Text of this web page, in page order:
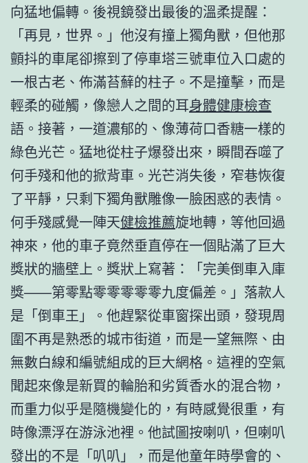
向猛地偏轉。後視鏡發出最後的溫柔提醒：
「再見，世界。」他沒有撞上獨角獸，但他那
顫抖的車尾卻擦到了停車塔三號車位入口處的
一根古老、佈滿苔蘚的柱子。不是撞擊，而是
輕柔的碰觸，像戀人之間的耳身體健康檢查
語。接著，一道濃郁的、像薄荷口香糖一樣的
綠色光芒。猛地從柱子爆發出來，瞬間吞噬了
何手殘和他的掀背車。光芒消失後，窄巷恢復
了平靜，只剩下獨角獸雕像一臉困惑的表情。
何手殘感覺一陣天健檢推薦旋地轉，等他回過
神來，他的車子竟然垂直停在一個貼滿了巨大
獎狀的牆壁上。獎狀上寫著：「完美倒車入庫
獎——第零點零零零零零九度偏差。」落款人
是「倒車王」。他趕緊從車窗探出頭，發現周
圍不再是熟悉的城市街道，而是一望無際、由
無數白線和編號組成的巨大網格。這裡的空氣
聞起來像是新買的輪胎和劣質香水的混合物，
而重力似乎是隨機變化的，有時感覺很重，有
時像漂浮在游泳池裡。他試圖按喇叭，但喇叭
發出的不是「叭叭」，而是他童年時學會的、